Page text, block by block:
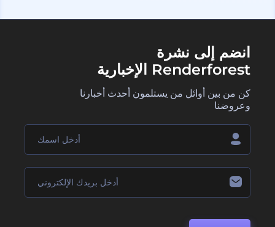
انضم إلى نشرة
Renderforest الإخبارية
كن من بين أوائل من يستلمون أحدث أخبارنا
وعروضنا